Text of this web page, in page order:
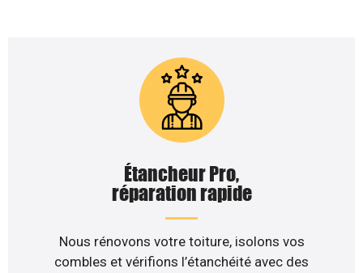
Étancheur Pro,
réparation rapide
Nous rénovons votre toiture, isolons vos
combles et vérifions l’étanchéité avec des